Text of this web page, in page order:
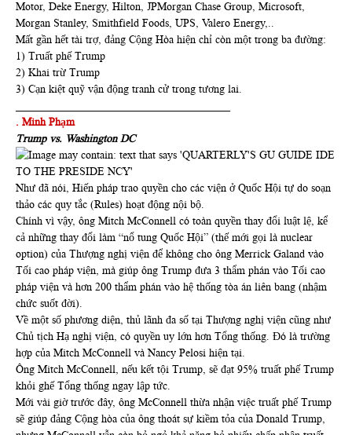
Motor, Deke Energy, Hilton, JPMorgan Chase Group, Microsoft,
Morgan Stanley, Smithfield Foods, UPS, Valero Energy,..
Mất gần hết tài trợ, đảng Cộng Hòa hiện chỉ còn một trong ba đường:
1) Truất phế Trump
2) Khai trừ Trump
3) Cạn kiệt quỹ vận động tranh cử trong tương lai.
. Minh Phạm
Trump vs. Washington DC
Như đã nói, Hiến pháp trao quyền cho các viện ở Quốc Hội tự do soạn
thảo các quy tắc (Rules) hoạt động nội bộ.
Chính vì vậy, ông Mitch McConnell có toàn quyền thay đổi luật lệ, kể
cả những thay đổi làm “nổ tung Quốc Hội” (thế mới gọi là nuclear
option) của Thượng nghị viện để không cho ông Merrick Galand vào
Tối cao pháp viện, mà giúp ông Trump đưa 3 thẩm phán vào Tối cao
pháp viện và hơn 200 thẩm phán vào hệ thống tòa án liên bang (nhậm
chức suốt đời).
Về một số phương diện, thủ lãnh đa số tại Thượng nghị viện cũng như
Chủ tịch Hạ nghị viện, có quyền uy lớn hơn Tổng thống. Đó là trường
hợp của Mitch McConnell và Nancy Pelosi hiện tại.
Ông Mitch McConnell, nếu kết tội Trump, sẽ đạt 95% truất phế Trump
khỏi ghế Tổng thống ngay lập tức.
Mới vài giờ trước đây, ông McConnell thừa nhận việc truất phế Trump
sẽ giúp đảng Cộng hòa của ông thoát sự kiềm tỏa của Donald Trump,